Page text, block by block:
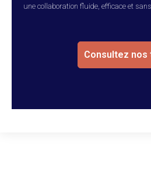
une collaboration fluide, efficace et
Consultez nos